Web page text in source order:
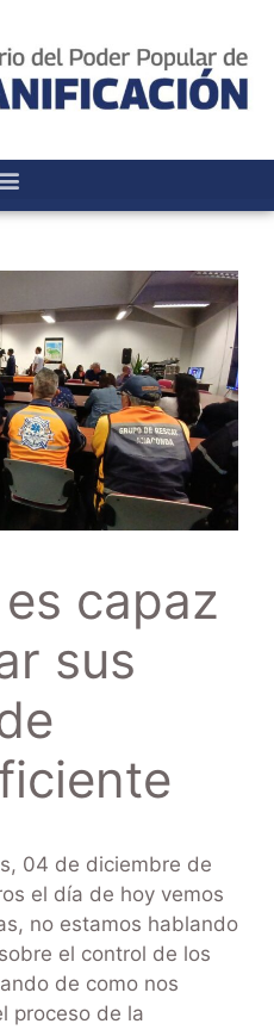
capaz
sus
04 de diciembre de
el día de hoy vemos
no estamos hablando
el control de los
de como nos
proceso de la